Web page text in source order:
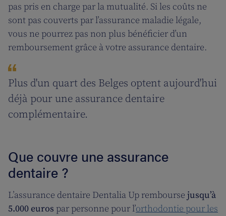
pas pris en charge par la mutualité. Si les coûts ne
sont pas couverts par l’assurance maladie légale,
vous ne pourrez pas non plus bénéficier d’un
remboursement grâce à votre assurance dentaire.
Plus d'un quart des Belges optent aujourd'hui
déjà pour une assurance dentaire
complémentaire.
Que couvre une assurance
dentaire ?
L’assurance dentaire Dentalia Up rembourse jusqu’à
5.000 euros par personne pour l’orthodontie pour les